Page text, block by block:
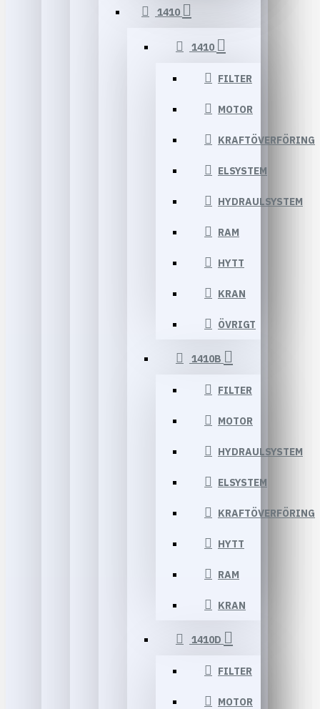
1410
1410
FILTER
MOTOR
KRAFTÖVERFÖRING
ELSYSTEM
HYDRAULSYSTEM
RAM
HYTT
KRAN
ÖVRIGT
1410B
FILTER
MOTOR
HYDRAULSYSTEM
ELSYSTEM
KRAFTÖVERFÖRING
HYTT
RAM
KRAN
1410D
FILTER
MOTOR